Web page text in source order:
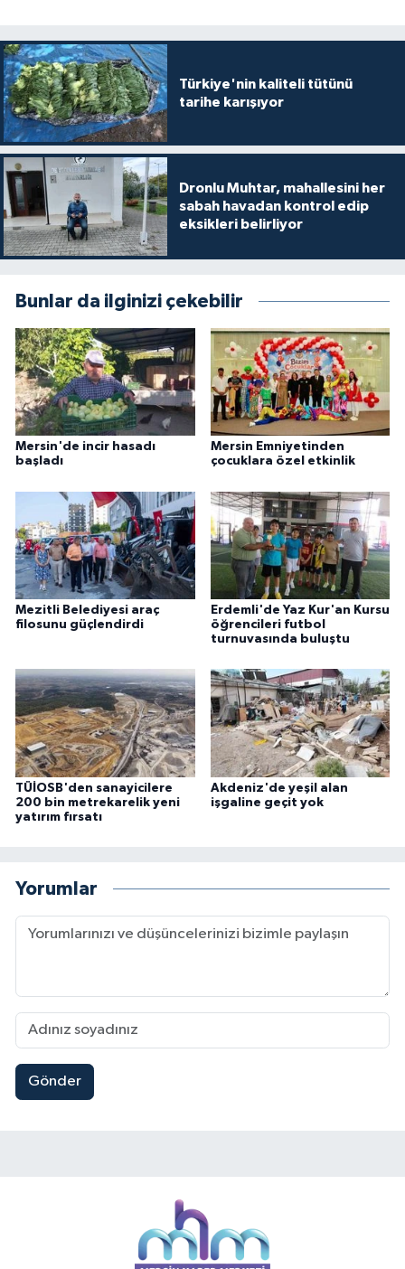
Türkiye'nin kaliteli tütünü
tarihe karışıyor
Dronlu Muhtar, mahallesini her
sabah havadan kontrol edip
eksikleri belirliyor
Bunlar da ilginizi çekebilir
Mersin'de incir hasadı
başladı
Mersin Emniyetinden
çocuklara özel etkinlik
Mezitli Belediyesi araç
filosunu güçlendirdi
Erdemli'de Yaz Kur'an Kursu
öğrencileri futbol
turnuvasında buluştu
TÜİOSB'den sanayicilere
200 bin metrekarelik yeni
yatırım fırsatı
Akdeniz'de yeşil alan
işgaline geçit yok
Yorumlar
Gönder